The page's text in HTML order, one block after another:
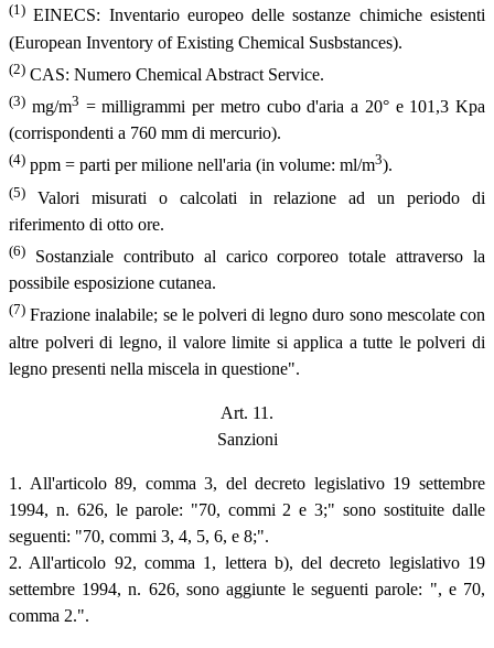
(1) EINECS: Inventario europeo delle sostanze chimiche esistenti
(European Inventory of Existing Chemical Susbstances).
(2) CAS: Numero Chemical Abstract Service.
(3) mg/m3 = milligrammi per metro cubo d'aria a 20° e 101,3 Kpa
(corrispondenti a 760 mm di mercurio).
(4) ppm = parti per milione nell'aria (in volume: ml/m3).
(5) Valori misurati o calcolati in relazione ad un periodo di
riferimento di otto ore.
(6) Sostanziale contributo al carico corporeo totale attraverso la
possibile esposizione cutanea.
(7) Frazione inalabile; se le polveri di legno duro sono mescolate con
altre polveri di legno, il valore limite si applica a tutte le polveri di
legno presenti nella miscela in questione".
Art. 11.
Sanzioni
1. All'articolo 89, comma 3, del decreto legislativo 19 settembre
1994, n. 626, le parole: "70, commi 2 e 3;" sono sostituite dalle
seguenti: "70, commi 3, 4, 5, 6, e 8;".
2. All'articolo 92, comma 1, lettera b), del decreto legislativo 19
settembre 1994, n. 626, sono aggiunte le seguenti parole: ", e 70,
comma 2.".